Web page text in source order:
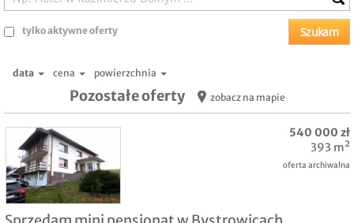
tylko aktywne oferty
data cena powierzchnia
Pozostałe oferty zobacz na mapie
540 000 zł
393 m²
oferta archiwalna